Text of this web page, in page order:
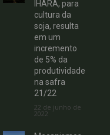
IHARA, para
cultura da
soja, resulta
em um
incremento
de 5% da
produtividade
na safra
21/22
22 de junho de
2022